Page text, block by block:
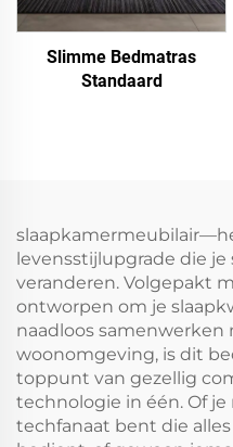
Slimme Bedmatras
Standaard
levensstijlupgrade die je
veranderen. Volgepakt
ontworpen om je
naadloos samenwerken
woonomgeving, is dit
toppunt van gezellig
technologie in één. Of
techfanaat bent die